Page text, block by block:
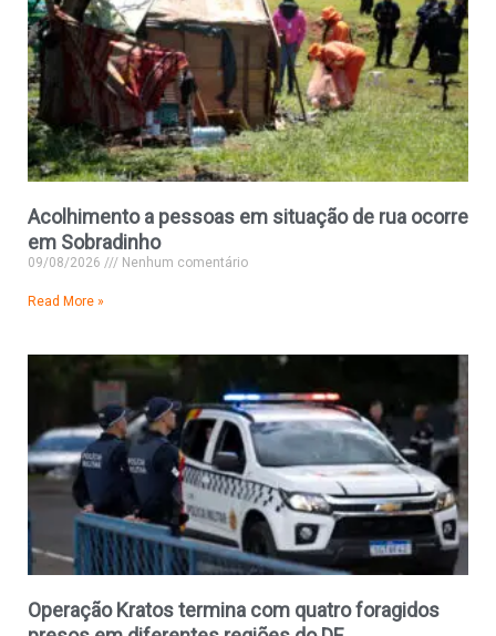
Acolhimento a pessoas em situação de rua ocorre
em Sobradinho
09/08/2026 Nenhum comentário
Read More »
Operação Kratos termina com quatro foragidos